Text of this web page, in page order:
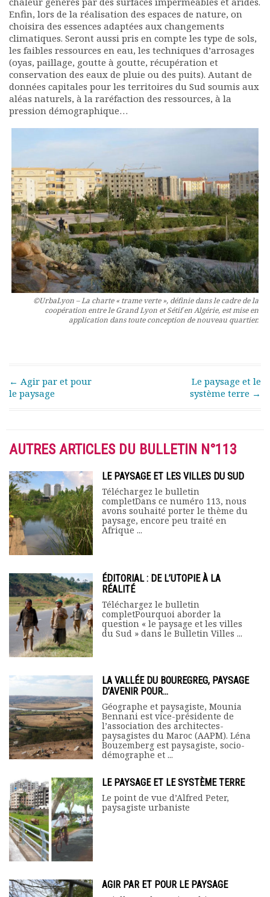
Enfin, lors de la réalisation des espaces de nature, on
choisira des essences adaptées aux changements
climatiques. Seront aussi pris en compte les type de sols,
les faibles ressources en eau, les techniques d’arrosages
(oyas, paillage, goutte à goutte, récupération et
conservation des eaux de pluie ou des puits). Autant de
données capitales pour les territoires du Sud soumis aux
aléas naturels, à la raréfaction des ressources, à la
pression démographique…
©UrbaLyon – La charte « trame verte », définie dans le cadre de la
coopération entre le Grand Lyon et Sétif en Algérie, est mise en
application dans toute conception de nouveau quartier.
Post navigation
← Agir par et pour
le paysage
Le paysage et le
système terre →
AUTRES ARTICLES DU BULLETIN N°113
LE PAYSAGE ET LES VILLES DU SUD
Téléchargez le bulletin
completDans ce numéro 113, nous
avons souhaité porter le thème du
paysage, encore peu traité en
Afrique ...
ÉDITORIAL : DE L’UTOPIE À LA
RÉALITÉ
Téléchargez le bulletin
completPourquoi aborder la
question « le paysage et les villes
du Sud » dans le Bulletin Villes ...
LA VALLÉE DU BOUREGREG, PAYSAGE
D’AVENIR POUR...
Géographe et paysagiste, Mounia
Bennani est vice-présidente de
l’association des architectes-
paysagistes du Maroc (AAPM). Léna
Bouzemberg est paysagiste, socio-
démographe et ...
LE PAYSAGE ET LE SYSTÈME TERRE
Le point de vue d’Alfred Peter,
paysagiste urbaniste
AGIR PAR ET POUR LE PAYSAGE